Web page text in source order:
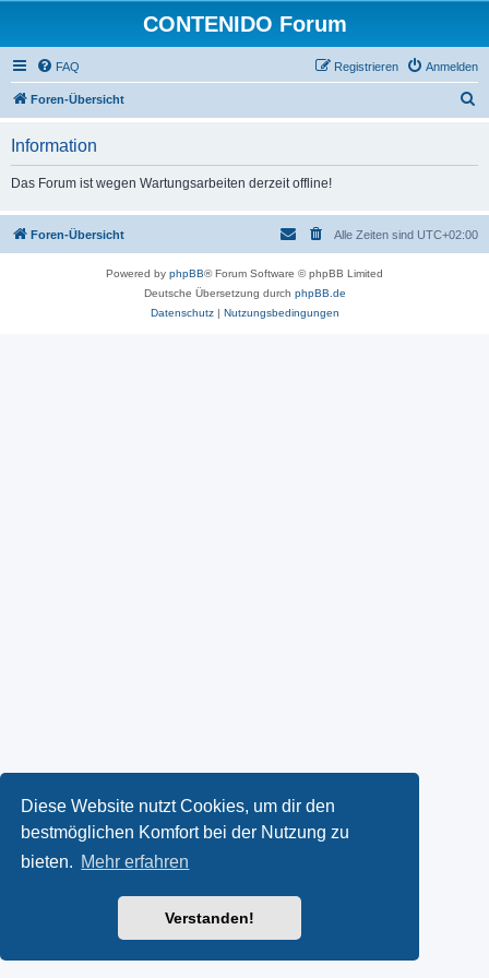
Diese Website nutzt Cookies, um dir den
bestmöglichen Komfort bei der Nutzung zu
bieten. Mehr erfahren
Verstanden!
CONTENIDO Forum
FAQ Anmelden
Registrieren
Foren-Übersicht
Information
Das Forum ist wegen Wartungsarbeiten derzeit offline!
Foren-Übersicht Alle Zeiten sind UTC+02:00
Powered by phpBB® Forum Software © phpBB Limited
Deutsche Übersetzung durch phpBB.de
Datenschutz| Nutzungsbedingungen